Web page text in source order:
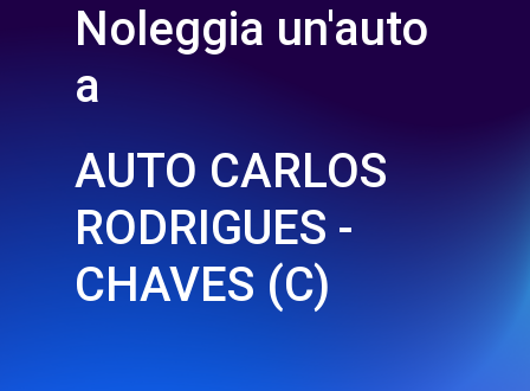
Noleggia un'auto
a
AUTO CARLOS
RODRIGUES -
CHAVES (C)